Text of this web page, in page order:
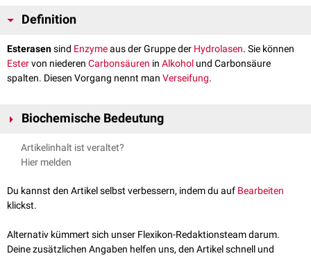
Definition
Esterasensind Enzymeaus der Gruppe der Hydrolasen. Sie können
Estervon niederen Carbonsäuren in Alkohol und Carbonsäure
spalten. Diesen Vorgang nennt man Verseifung.
Biochemische Bedeutung
Esterasen dienen in vielen
. So katalysieren sie viele
Artikelinhalt ist veraltet?
Hier melden
Du kannst den Artikel selbst verbessern, indem du auf Bearbeiten
klickst.
Alternativ kümmert sich unser Flexikon-Redaktionsteam darum.
Deine zusätzlichen Angaben helfen uns, den Artikel schnell und